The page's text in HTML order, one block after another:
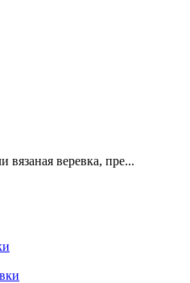
вязаная веревка, пре...